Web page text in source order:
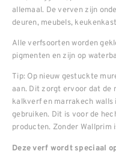
allemaal. De verven zijn
deuren, meubels,
Alle verfsoorten worden
pigmenten en zijn op
Tip: Op nieuw gestuckte
aan. Dit zorgt ervoor dat de
kalkverf en marrakech
gebruiken. Dit is voor de
producten. Zonder
Deze verf wordt speciaal